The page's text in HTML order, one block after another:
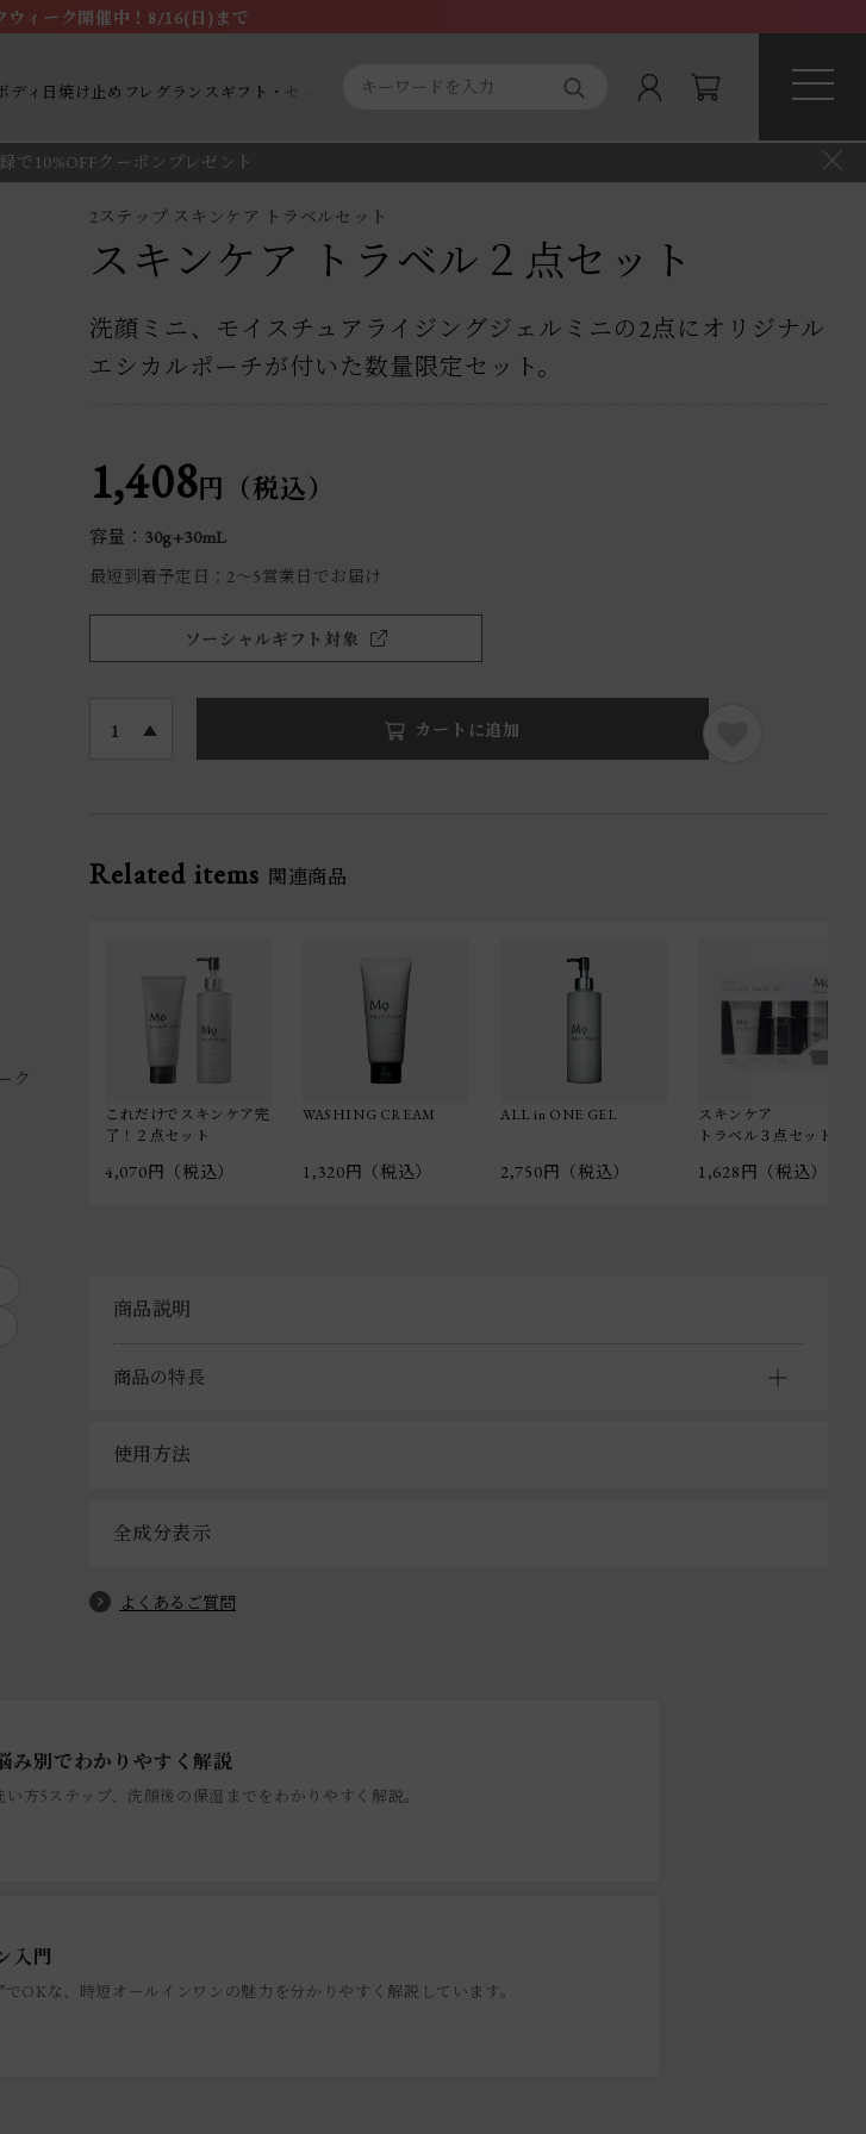
で10%OFFクーポンプレゼント
ウィーク開催中！8/16(日)まで
ディ 日焼け止め フレグランス ギフト・セット商品About magnifique
ク
2ステップ スキンケア トラベルセット
スキンケア トラベル２点セット
洗顔ミニ、モイスチュアライジングジェルミニの2点にオリジナル
エシカルポーチが付いた数量限定セット。
1,408円（税込）
容量：30g+30mL
最短到着予定日：2〜5営業日でお届け
ソーシャルギフト対象
1 カートに追加
Related items 関連商品
これだけでスキンケア完
了！２点セット
4,070円（税込）
WASHING CREAM
1,320円（税込）
ALL in ONE GEL
2,750円（税込）
スキンケア
トラベル３点セット
1,628円（税込）
商品説明
商品の特長
使用方法
全成分表示
よくあるご質問
み別でわかりやすく解説
方5ステップ、洗顔後の保湿までをわかりやすく解説。
入門
OKな、時短オールインワンの魅力を分かりやすく解説しています。